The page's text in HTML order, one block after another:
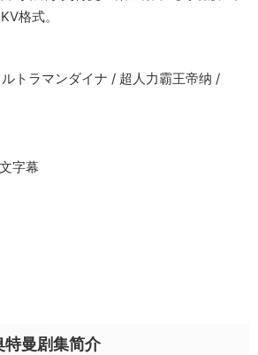
格式。
トラマンダイナ / 超人力霸王帝纳 /
字幕
曼剧集简介